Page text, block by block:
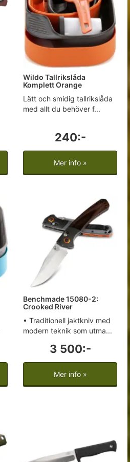
Wildo Tallrikslåda
Komplett Orange
Lätt och smidig tallrikslåda
med allt du behöver f...
240:-
Mer info »
Benchmade 15080-2:
Crooked River
• Traditionell jaktkniv med
modern teknik som utma...
3 500:-
Mer info »